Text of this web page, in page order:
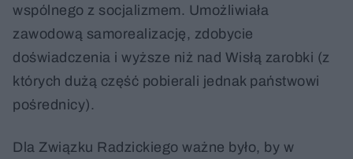
wspólnego z socjalizmem. Umożliwiała
zawodową samorealizację, zdobycie
doświadczenia i wyższe niż nad Wisłą zarobki (z
których dużą część pobierali jednak państwowi
pośrednicy).
Dla Związku Radzickiego ważne było, by w